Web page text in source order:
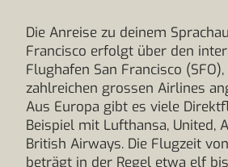
Die Anreise zu deinem
Francisco erfolgt über den
Flughafen San Francisco
zahlreichen grossen Airlines
Aus Europa gibt es viele
Beispiel mit Lufthansa, United,
British Airways. Die Flugzeit
beträgt in der Regel etwa elf